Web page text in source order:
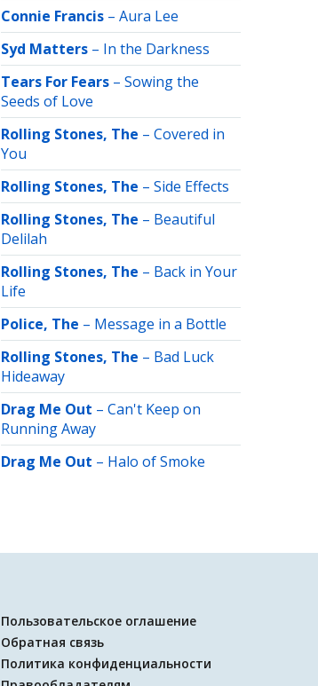
Connie Francis – Aura Lee
Syd Matters – In the Darkness
Tears For Fears – Sowing the
Seeds of Love
Rolling Stones, The – Covered in
You
Rolling Stones, The – Side Effects
Rolling Stones, The – Beautiful
Delilah
Rolling Stones, The – Back in Your
Life
Police, The – Message in a Bottle
Rolling Stones, The – Bad Luck
Hideaway
Drag Me Out – Can't Keep on
Running Away
Drag Me Out – Halo of Smoke
Пользовательское оглашение
Обратная связь
Политика конфиденциальности